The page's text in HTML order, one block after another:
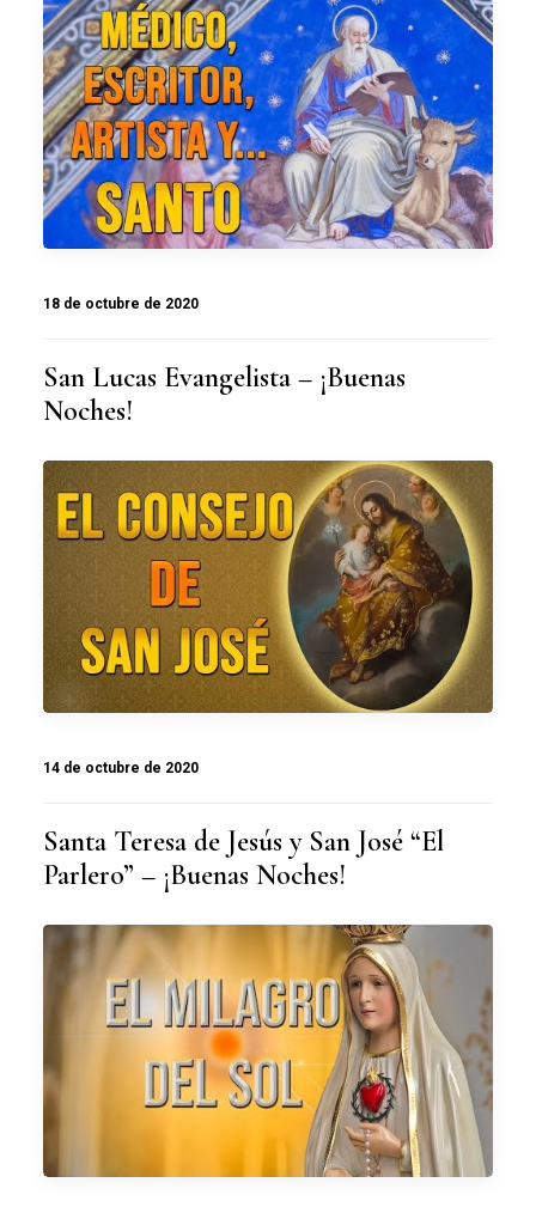
18 de octubre de 2020
San Lucas Evangelista – ¡Buenas
Noches!
14 de octubre de 2020
Santa Teresa de Jesús y San José “El
Parlero” – ¡Buenas Noches!